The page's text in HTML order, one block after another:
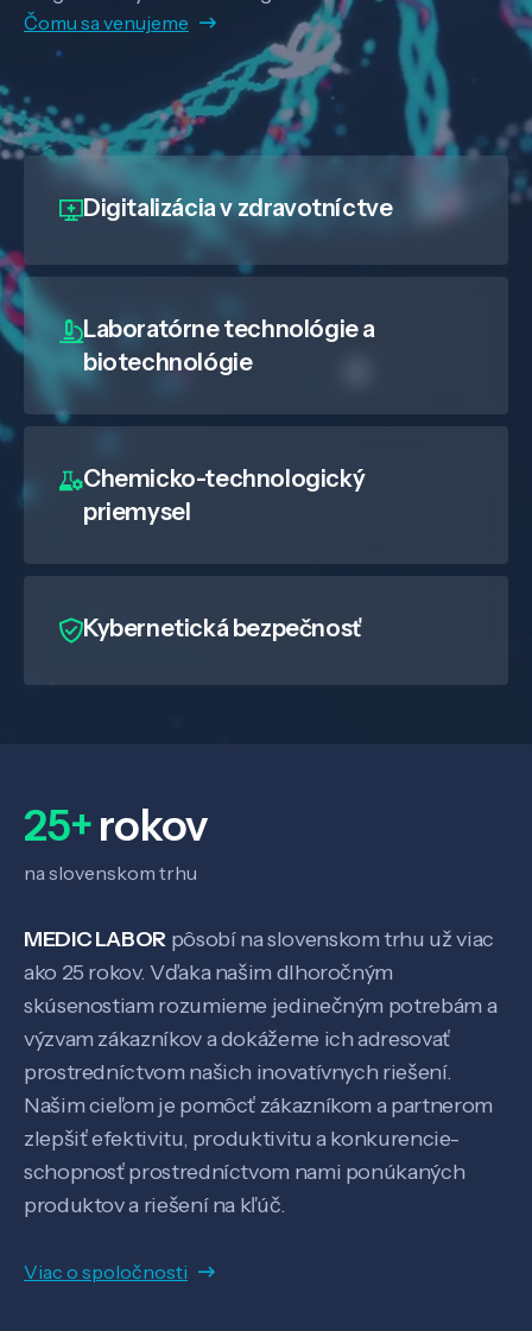
Čomu sa venujeme
Digitalizáciav zdravotníctve
Laboratórne technológie a
biotechnológie
Chemicko-technologický
priemysel
Kybernetická bezpečnosť
25+rokov
na slovenskom trhu
MEDIC LABOR pôsobí na slovenskom trhu už viac
ako 25 rokov. Vďaka našim dlhoročným
skúsenostiam rozumieme jedinečným potrebám a
výzvam zákazníkov a dokážeme ich adresovať
prostredníctvom našich inovatívnych riešení.
Našim cieľom je pomôcť zákazníkom a partnerom
zlepšiť efektivitu, produktivitu a konkurencie-
schopnosť prostredníctvom nami ponúkaných
produktov a riešení na kľúč.
Viac o spoločnosti